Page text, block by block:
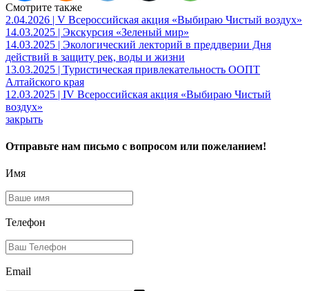
Смотрите также
2.04.2026 | V Всероссийская акция «Выбираю Чистый воздух»
14.03.2025 | Экскурсия «Зеленый мир»
14.03.2025 | Экологический лекторий в преддверии Дня
действий в защиту рек, воды и жизни
13.03.2025 | Туристическая привлекательность ООПТ
Алтайского края
12.03.2025 | IV Всероссийская акция «Выбираю Чистый
воздух»
закрыть
Отправьте нам письмо с вопросом или пожеланием!
Имя
Телефон
Email